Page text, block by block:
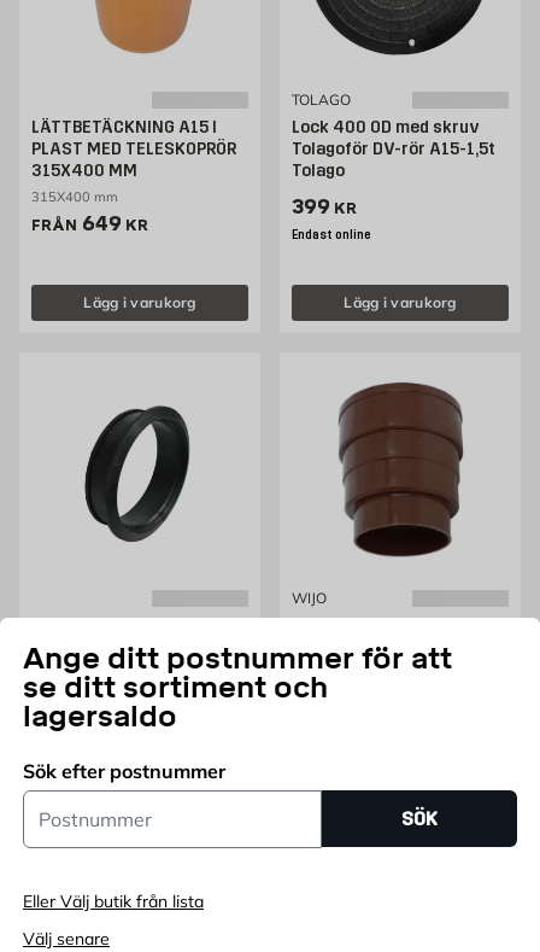
Ange ditt postnummer för att
se ditt sortiment och
lagersaldo
Sök efter postnummer
Postnummer
SÖK
Eller Välj butik från lista
Välj senare
LÄTTBETÄCKNING A15 I
PLAST MED TELESKOPRÖR
315X400 MM
315X400 mm
FRÅN Pris 649 kr
649 KR
Lägg i varukorg
TOLAGO
Lock 400 OD med skruv
Tolagoför DV-rör A15-1,5t
Tolago
Pris 399 kr
399 KR
Endast online
Lägg i varukorg
110 mm
För hålsåg 121 mm
FRÅN Pris 49.95 kr
49,95 KR
Lägg i varukorg
WIJO
Brun
FRÅN
Lägg i varukorg